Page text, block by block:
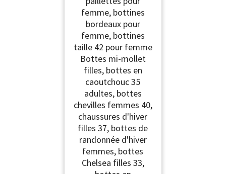
femme, bottines
bordeaux pour
femme, bottines
taille 42 pour femme
Bottes mi-mollet
filles, bottes en
caoutchouc 35
adultes, bottes
chevilles femmes 40,
chaussures d'hiver
filles 37, bottes de
randonnée d'hiver
femmes, bottes
Chelsea filles 33,